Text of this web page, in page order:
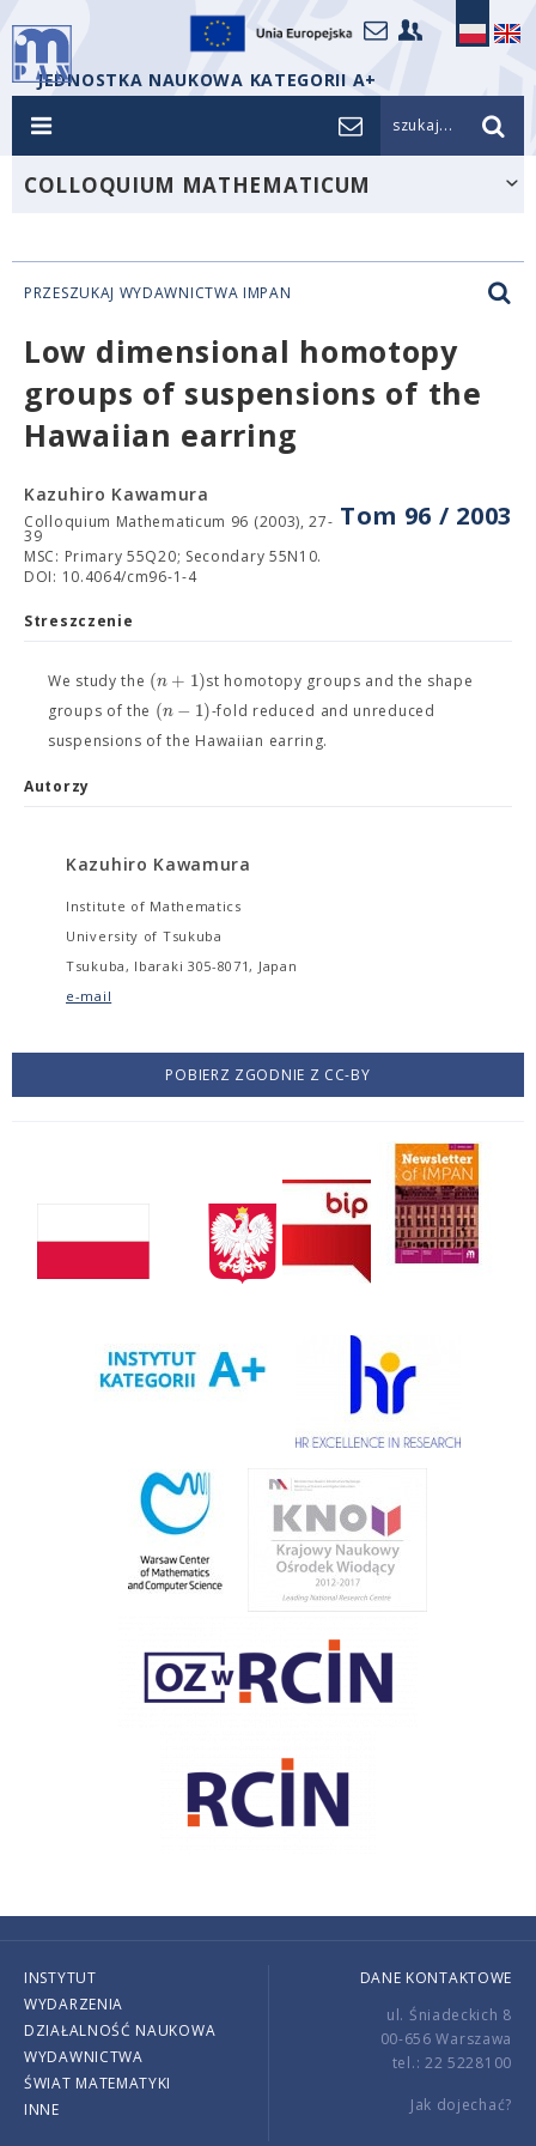
JEDNOSTKA NAUKOWA KATEGORII A+
szukaj...
COLLOQUIUM MATHEMATICUM
PRZESZUKAJ WYDAWNICTWA IMPAN
Low dimensional homotopy
groups of suspensions of the
Hawaiian earring
Tom 96 / 2003
Kazuhiro Kawamura
Colloquium Mathematicum 96 (2003), 27-
39
MSC: Primary 55Q20; Secondary 55N10.
DOI: 10.4064/cm96-1-4
Streszczenie
We study the (n+ 1)st homotopy groups and the shape
groups of the (n− 1)-fold reduced and unreduced
suspensions of the Hawaiian earring.
Autorzy
Kazuhiro Kawamura
Institute of Mathematics
University of Tsukuba
Tsukuba, Ibaraki 305-8071, Japan
e-mail
POBIERZ ZGODNIE Z CC-BY
INSTYTUT
WYDARZENIA
DZIAŁALNOŚĆ NAUKOWA
WYDAWNICTWA
ŚWIAT MATEMATYKI
INNE
DANE KONTAKTOWE
ul. Śniadeckich 8
00-656 Warszawa
tel.: 22 5228100
Jak dojechać?